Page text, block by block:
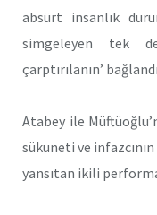
absürt insanlık
simgeleyen tek
çarptırılanın’
Atabey ile
sükuneti ve infazcının
yansıtan ikili